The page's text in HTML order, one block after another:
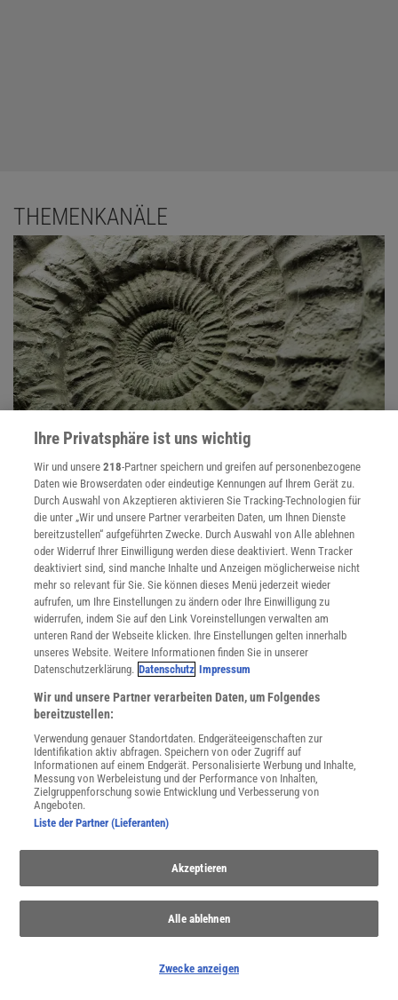
THEMENKANÄLE
Evolution
Evolution findet täglich statt - im Kleinen wie im Großen. Und auch
der Blick in die Vergangenheit ist lohnend, denn die Biologen füllen
immer mehr Lücken im Stammbaum des Lebens.
Extremwetter
Hitzewellen, Hochwasser, Stürme: Der Klimawandel macht extreme
Wetterereignisse wahrscheinlicher – auch in Deutschland. Wie sie
Ihre Privatsphäre ist uns wichtig
Wir und unsere218-Partner speichern und greifen auf personenbezogene
Daten wie Browserdaten oder eindeutige Kennungen auf Ihrem Gerät zu.
Durch Auswahl von Akzeptieren aktivieren Sie Tracking-Technologien für
die unter „Wir und unsere Partner verarbeiten Daten, um Ihnen Dienste
bereitzustellen“ aufgeführten Zwecke. Durch Auswahl von Alle ablehnen
oder Widerruf Ihrer Einwilligung werden diese deaktiviert. Wenn Tracker
deaktiviert sind, sind manche Inhalte und Anzeigen möglicherweise nicht
mehr so relevant für Sie. Sie können dieses Menü jederzeit wieder
aufrufen, um Ihre Einstellungen zu ändern oder Ihre Einwilligung zu
widerrufen, indem Sie auf den Link Voreinstellungen verwalten am
unteren Rand der Webseite klicken. Ihre Einstellungen gelten innerhalb
unseres Website. Weitere Informationen finden Sie in unserer
Datenschutzerklärung. Datenschutz Impressum
Wir und unsere Partner verarbeiten Daten, um Folgendes
bereitzustellen:
Verwendung genauer Standortdaten. Endgeräteeigenschaften zur
Identifikation aktiv abfragen. Speichern von oder Zugriff auf
Informationen auf einem Endgerät. Personalisierte Werbung und Inhalte,
Messung von Werbeleistung und der Performance von Inhalten,
Zielgruppenforschung sowie Entwicklung und Verbesserung von
Angeboten.
Liste der Partner (Lieferanten)
Akzeptieren
Alle ablehnen
Zwecke anzeigen